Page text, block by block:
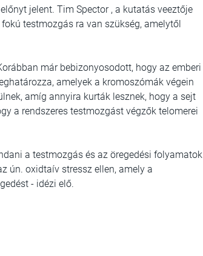
jelent. Tim Spector , a kutatás veeztője
testmozgás ra van szükség, amelytől
már bebizonyosodott, hogy az emberi
amelyek a kromoszómák végein
amíg annyira kurták lesznek, hogy a sejt
a rendszeres testmozgást végzők telomerei
a testmozgás és az öregedési folyamatok
ún. oxidtaív stressz ellen, amely a
- idézi elő.